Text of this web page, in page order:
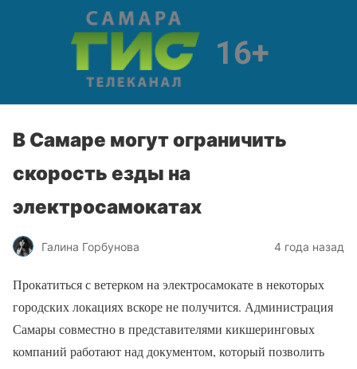
В Самаре могут ограничить
скорость езды на
электросамокатах
Галина Горбунова 4 года назад
Прокатиться с ветерком на электросамокате в некоторых
городских локациях вскоре не получится. Администрация
Самары совместно в представителями кикшеринговых
компаний работают над документом, который позволить